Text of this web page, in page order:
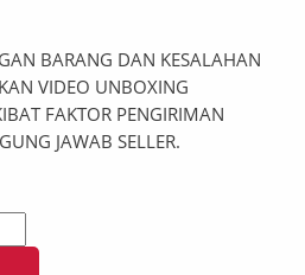
BARANG DAN KESALAHAN
VIDEO UNBOXING
FAKTOR PENGIRIMAN
JAWAB SELLER.